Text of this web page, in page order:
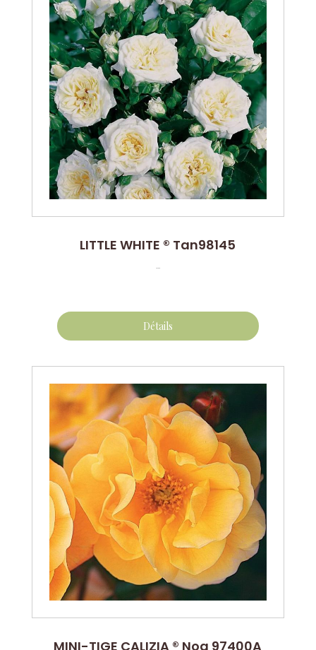
LITTLE WHITE ® Tan98145
...
Détails
MINI-TIGE CALIZIA ® Noa 97400A